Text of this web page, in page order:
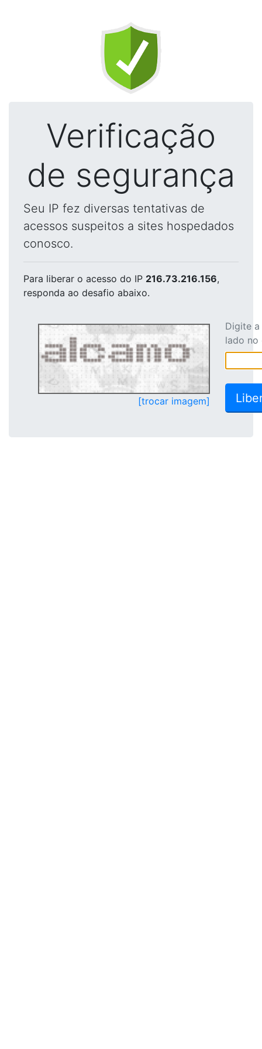
Verificação
de segurança
Seu IP fez diversas tentativas de
acessos suspeitos a sites hospedados
conosco.
Para liberar o acesso do IP 216.73.216.156,
responda ao desafio abaixo.
[trocar imagem]
Digite
lado no